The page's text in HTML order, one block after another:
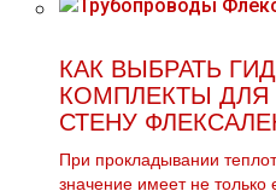
КАК ВЫБРАТЬ
КОМПЛЕКТЫ ДЛЯ
СТЕНУ
При прокладывании
значение имеет не только